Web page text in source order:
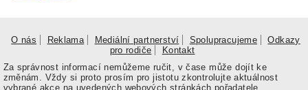
O nás Reklama Mediální partnerství Spolupracujeme
Odkazy
pro rodiče
Kontakt
Za správnost informací nemůžeme ručit, v čase může dojít ke
změnám. Vždy si proto prosím pro jistotu zkontrolujte aktuálnost
vybrané akce na uvedených webových stránkách pořadatele.